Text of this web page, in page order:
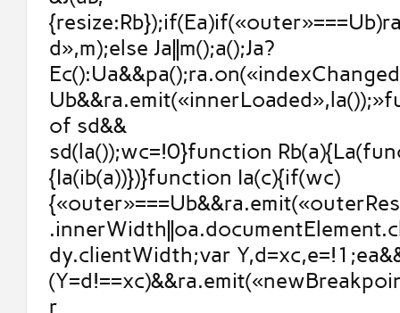
d»,m);else Ja||m();a();Ja?
of sd&&
sd(la());wc=!0}function
{Ia(ib(a))})}function Ia(c){if(wc)
dy.clientWidth;var
r